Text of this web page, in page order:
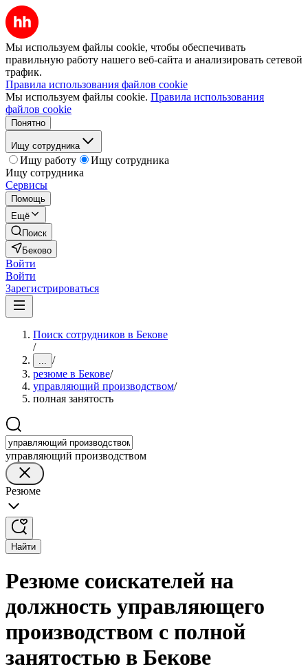
Мы используем файлы cookie, чтобы обеспечивать
правильную работу нашего веб-сайта и анализировать сетевой
трафик.
Правила использования файлов cookie
Мы используем файлы cookie. Правила использования
файлов cookie
Понятно
Ищу сотрудника
Ищу работу
Ищу сотрудника
Ищу сотрудника
Сервисы
Помощь
Ещё
Поиск
Беково
Войти
Войти
Зарегистрироваться
Поиск сотрудников в Бекове
/
... /
резюме в Бекове/
управляющий производством/
полная занятость
управляющий производством
Резюме
Найти
Резюме соискателей на
должность управляющего
производством с полной
занятостью в Бекове